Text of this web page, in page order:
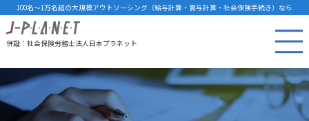
100名～1万名超の大規模アウトソーシング（給与計算・賞与計算・社会保険手続き）なら
併設：社会保険労務士法人日本プラネット